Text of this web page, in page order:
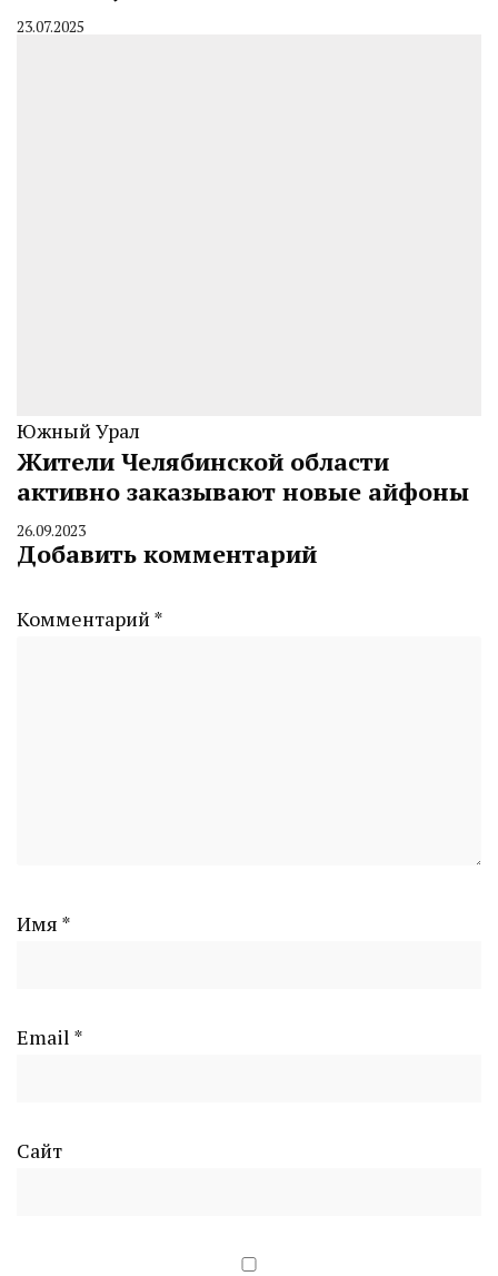
By
23.07.2025
Южный Урал
Жители Челябинской области
активно заказывают новые айфоны
By
CHELINDUSTRY
26.09.2023
Добавить комментарий
Комментарий *
Имя *
Email *
Сайт